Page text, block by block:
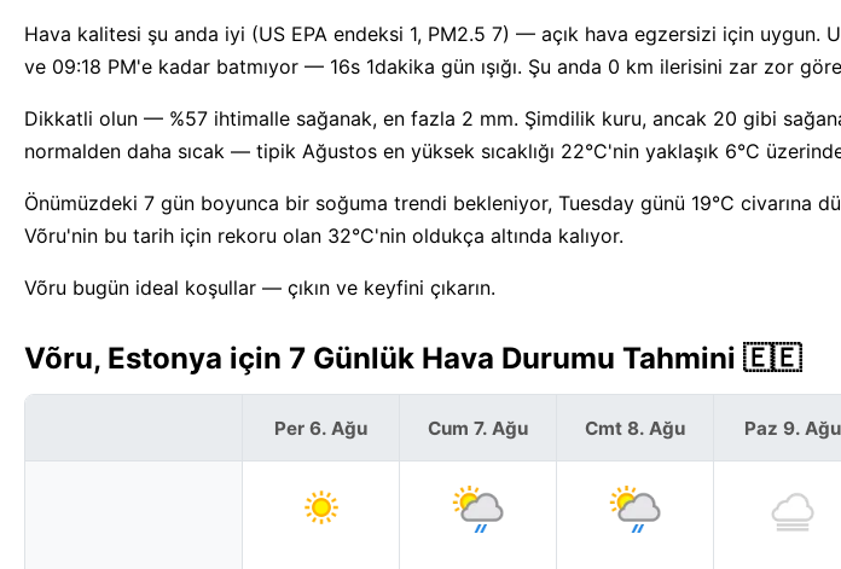
Hava kalitesi şu anda iyi (US EPA endeksi 1, PM2.5 7) — açık hava egzersizi için uygun.
ve 09:18 PM'e kadar batmıyor — 16s 1dakika gün ışığı. Şu anda 0 km ilerisini zar zor
Dikkatli olun — %57 ihtimalle sağanak, en fazla 2 mm. Şimdilik kuru, ancak 20 gibi
normalden daha sıcak — tipik Ağustos en yüksek sıcaklığı 22°C'nin yaklaşık 6°C
Önümüzdeki 7 gün boyunca bir soğuma trendi bekleniyor, Tuesday günü 19°C civarına
Võru'nin bu tarih için rekoru olan 32°C'nin oldukça altında kalıyor.
Võru bugün ideal koşullar — çıkın ve keyfini çıkarın.
Võru, Estonya için 7 Günlük Hava Durumu Tahmini 🇪🇪
Per 6. Ağu Cum 7. Ağu Cmt 8. Ağu Paz 9. Ağu